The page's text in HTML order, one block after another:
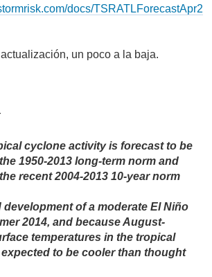
docs/TSRATLForecastApr2
un poco a la baja.
cyclone activity is forecast to be
1950-2013 long-term norm and
recent 2004-2013 10-year norm
of a moderate El Niño
2014, and because August-
temperatures in the tropical
to be cooler than thought